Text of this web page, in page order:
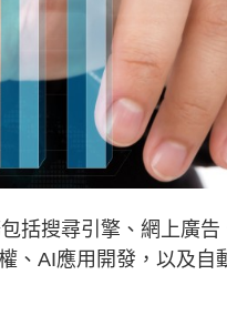
搜尋引擎、網上廣告
、AI應用開發，以及自